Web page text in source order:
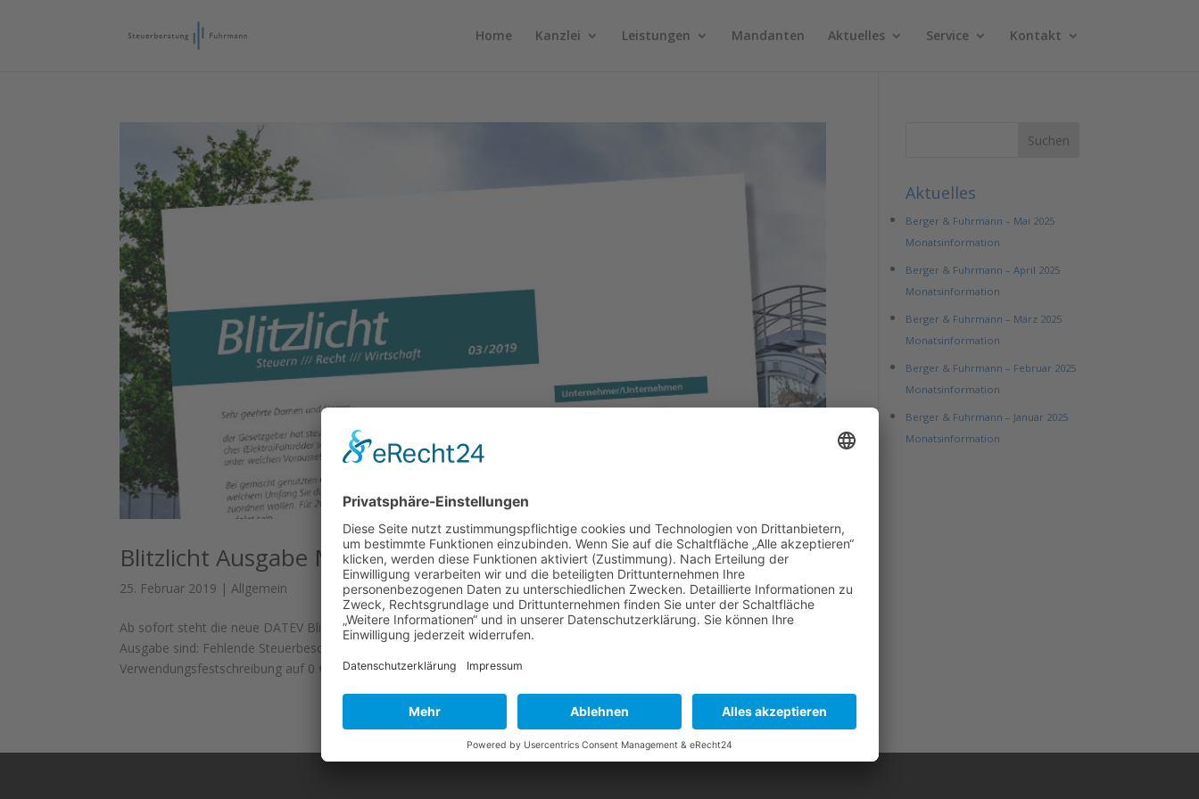
Home Kanzlei Leistungen Mandanten Aktuelles Service Kontakt
Blitzlicht Ausgabe März 2019 erschienen
25. Februar 2019 |Allgemein
Ab sofort steht die neue DATEV Blitzlicht Ausgabe März 2019 in unserem News Bereich zur Verfügung. Schwerpunkte der
Ausgabe sind: Fehlende Steuerbescheinigung über die Ausschüttung aus der Kapitalrücklage führt zur
Verwendungsfestschreibung auf 0 € Voraussetzungen für...
Aktuelles
Berger & Fuhrmann – Mai 2025
Monatsinformation
Berger & Fuhrmann – April 2025
Monatsinformation
Berger & Fuhrmann – März 2025
Monatsinformation
Berger & Fuhrmann – Februar 2025
Monatsinformation
Berger & Fuhrmann – Januar 2025
Monatsinformation